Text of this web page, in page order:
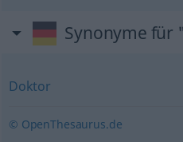
Synonyme für
Doktor
© OpenThesaurus.de